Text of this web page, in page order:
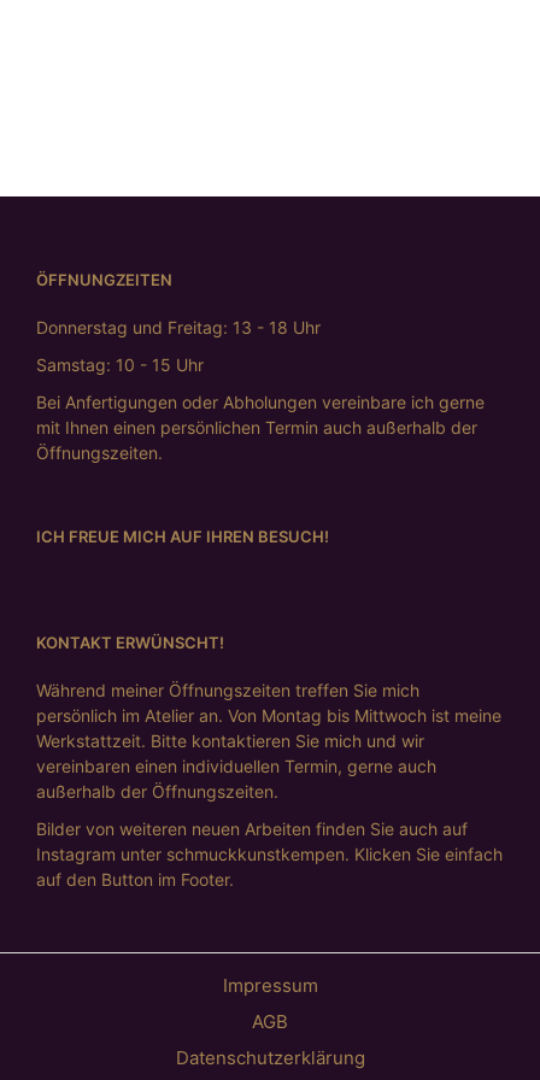
ÖFFNUNGZEITEN
Donnerstag und Freitag: 13 - 18 Uhr
Samstag: 10 - 15 Uhr
Bei Anfertigungen oder Abholungen vereinbare ich gerne
mit Ihnen einen persönlichen Termin auch außerhalb der
Öffnungszeiten.
ICH FREUE MICH AUF IHREN BESUCH!
KONTAKT ERWÜNSCHT!
Während meiner Öffnungszeiten treffen Sie mich
persönlich im Atelier an. Von Montag bis Mittwoch ist meine
Werkstattzeit. Bitte kontaktieren Sie mich und wir
vereinbaren einen individuellen Termin, gerne auch
außerhalb der Öffnungszeiten.
Bilder von weiteren neuen Arbeiten finden Sie auch auf
Instagram unter schmuckkunstkempen. Klicken Sie einfach
auf den Button im Footer.
Impressum
AGB
Datenschutzerklärung